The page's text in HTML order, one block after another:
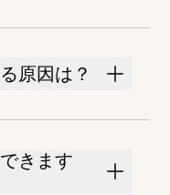
原因は？
きます